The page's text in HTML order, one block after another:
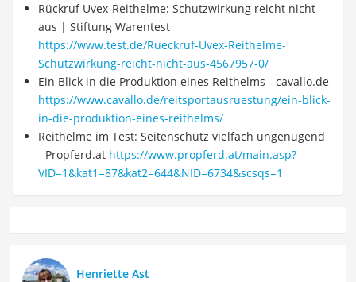
Rückruf Uvex-Reithelme: Schutzwirkung reicht nicht
aus | Stiftung Warentest
https://www.test.de/Rueckruf-Uvex-Reithelme-
Schutzwirkung-reicht-nicht-aus-4567957-0/
Ein Blick in die Produktion eines Reithelms - cavallo.de
https://www.cavallo.de/reitsportausruestung/ein-blick-
in-die-produktion-eines-reithelms/
Reithelme im Test: Seitenschutz vielfach ungenügend
- Propferd.at https://www.propferd.at/main.asp?
VID=1&kat1=87&kat2=644&NID=6734&scsqs=1
Henriette Ast